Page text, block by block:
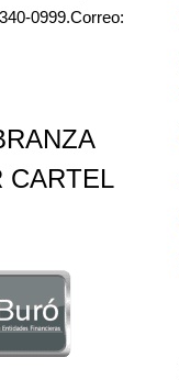
0999.Correo:
CARTEL